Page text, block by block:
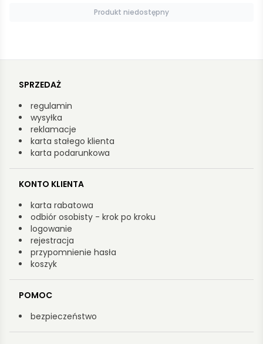
Produkt niedostępny
SPRZEDAŻ
regulamin
wysyłka
reklamacje
karta stałego klienta
karta podarunkowa
KONTO KLIENTA
karta rabatowa
odbiór osobisty - krok po kroku
logowanie
rejestracja
przypomnienie hasła
koszyk
POMOC
bezpieczeństwo